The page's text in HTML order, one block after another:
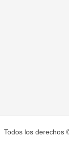
Todos los derechos